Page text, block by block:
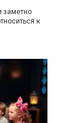
заметно
к